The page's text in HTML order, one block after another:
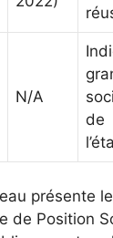
N/A
de
présente
de Position